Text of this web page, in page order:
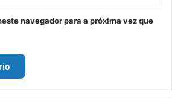
navegador para a próxima vez que